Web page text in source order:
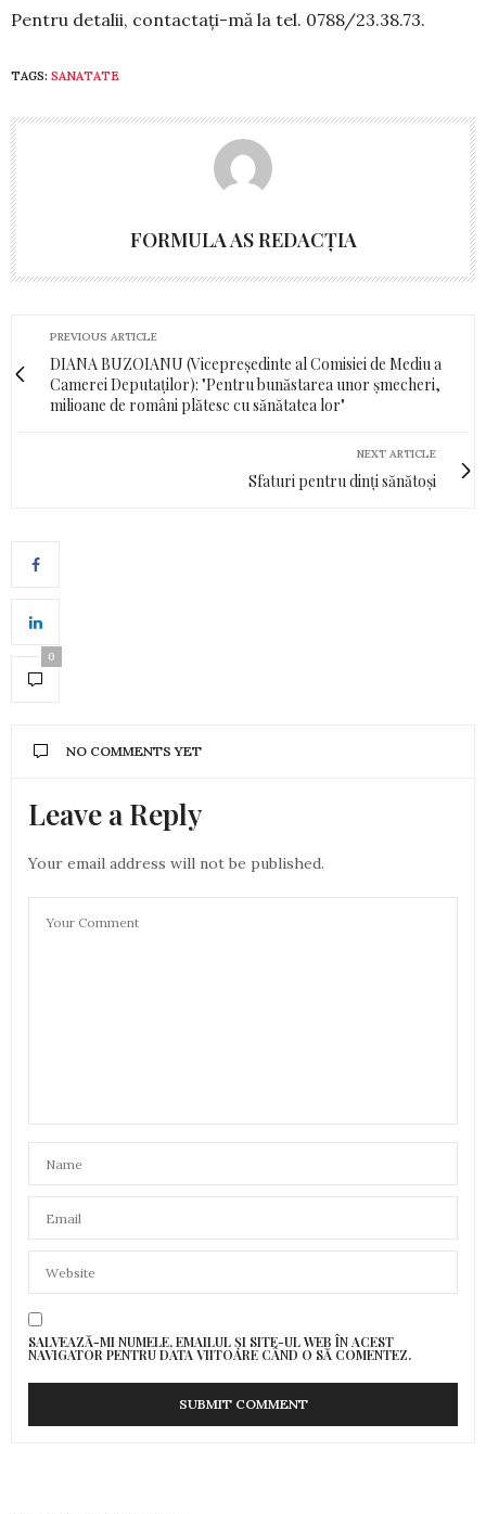
Pentru detalii, contactați-mă la tel. 0788/23.38.73.
TAGS: SANATATE
FORMULA AS REDACȚIA
PREVIOUS ARTICLE
DIANA BUZOIANU (Vicepreședinte al Comisiei de Mediu a
Camerei Deputaților): "Pentru bunăstarea unor șmecheri,
milioane de români plătesc cu sănătatea lor"
NEXT ARTICLE
Sfaturi pentru dinți sănătoși
0
NO COMMENTS YET
Leave a Reply
Your email address will not be published.
SALVEAZĂ-MI NUMELE, EMAILUL ȘI SITE-UL WEB ÎN ACEST
NAVIGATOR PENTRU DATA VIITOARE CÂND O SĂ COMENTEZ.